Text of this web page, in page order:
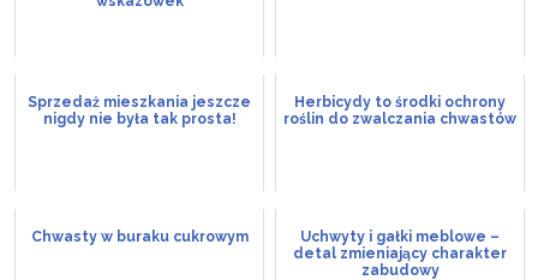
Sprzedaż mieszkania jeszcze
nigdy nie była tak prosta!
Herbicydy to środki ochrony
roślin do zwalczania chwastów
Chwasty w buraku cukrowym
Uchwyty i gałki meblowe –
detal zmieniający charakter
zabudowy